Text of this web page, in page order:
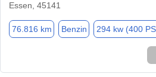
Essen, 45141
76.816 km Benzin 294 kw (400